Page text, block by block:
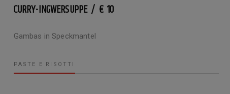
CURRY-INGWERSUPPE / € 10
Gambas in Speckmantel
PASTE E RISOTTI